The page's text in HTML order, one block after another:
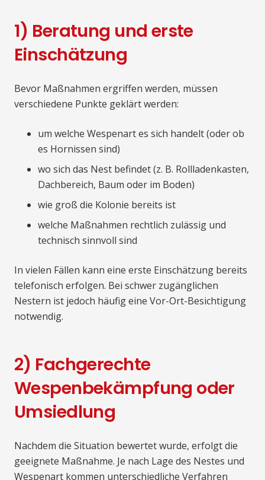
1) Beratung und erste
Einschätzung
Bevor Maßnahmen ergriffen werden, müssen
verschiedene Punkte geklärt werden:
um welche Wespenart es sich handelt (oder ob
es Hornissen sind)
wo sich das Nest befindet (z. B. Rollladenkasten,
Dachbereich, Baum oder im Boden)
wie groß die Kolonie bereits ist
welche Maßnahmen rechtlich zulässig und
technisch sinnvoll sind
In vielen Fällen kann eine erste Einschätzung bereits
telefonisch erfolgen. Bei schwer zugänglichen
Nestern ist jedoch häufig eine Vor-Ort-Besichtigung
notwendig.
2) Fachgerechte
Wespenbekämpfung oder
Umsiedlung
Nachdem die Situation bewertet wurde, erfolgt die
geeignete Maßnahme. Je nach Lage des Nestes und
Wespenart kommen unterschiedliche Verfahren